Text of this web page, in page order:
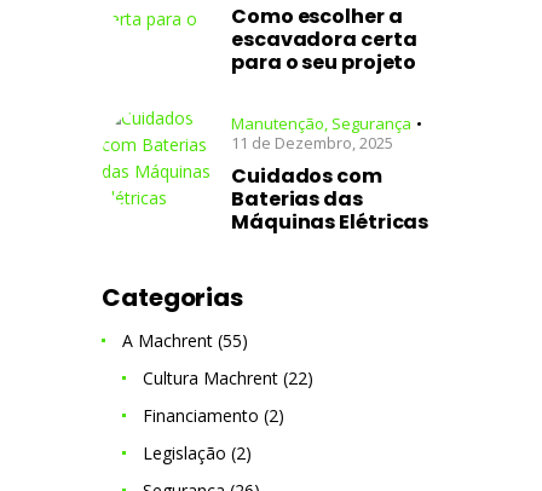
Como escolher a
escavadora certa
para o seu projeto
Manutenção, Segurança
11 de Dezembro, 2025
Cuidados com
Baterias das
Máquinas Elétricas
Categorias
A Machrent(55)
Cultura Machrent(22)
Financiamento (2)
Legislação (2)